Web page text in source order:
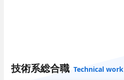
技術系総合職 Technical work
- 職種紹介